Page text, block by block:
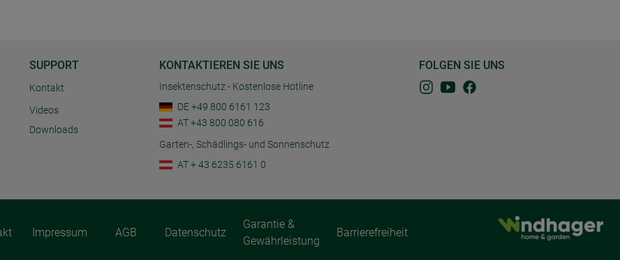
SUPPORT
Kontakt
Videos
Downloads
KONTAKTIEREN SIE UNS
Insektenschutz - Kostenlose Hotline
DE +49 800 6161 123
AT +43 800 080 616
Garten-, Schädlings- und Sonnenschutz
AT + 43 6235 6161 0
FOLGEN SIE UNS
Impressum AGB Datenschutz
Garantie &
Gewährleistung
Barrierefreiheit